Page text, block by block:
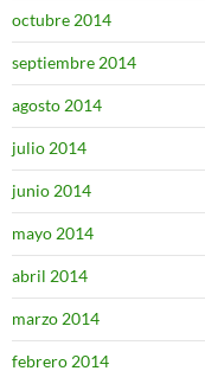
octubre 2014
septiembre 2014
agosto 2014
julio 2014
junio 2014
mayo 2014
abril 2014
marzo 2014
febrero 2014